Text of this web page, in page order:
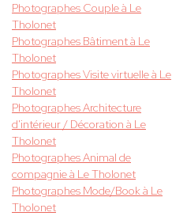
Photographes Couple à Le
Tholonet
Photographes Bâtiment à Le
Tholonet
Photographes Visite virtuelle à Le
Tholonet
Photographes Architecture
d'intérieur / Décoration à Le
Tholonet
Photographes Animal de
compagnie à Le Tholonet
Photographes Mode/Book à Le
Tholonet